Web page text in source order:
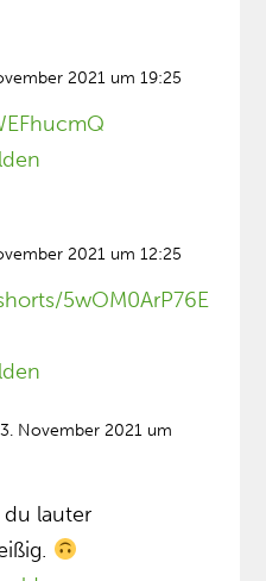
2021 um 19:25
2021 um 12:25
5wOM0ArP76E
November 2021 um
du lauter